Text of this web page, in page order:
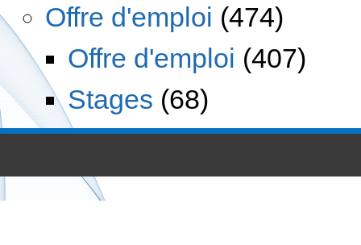
Offre d'emploi (474)
Offre d'emploi (407)
Stages (68)